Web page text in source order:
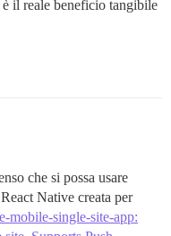
il reale beneficio tangibile
che si possa usare
Native creata per
mobile-single-site-app: